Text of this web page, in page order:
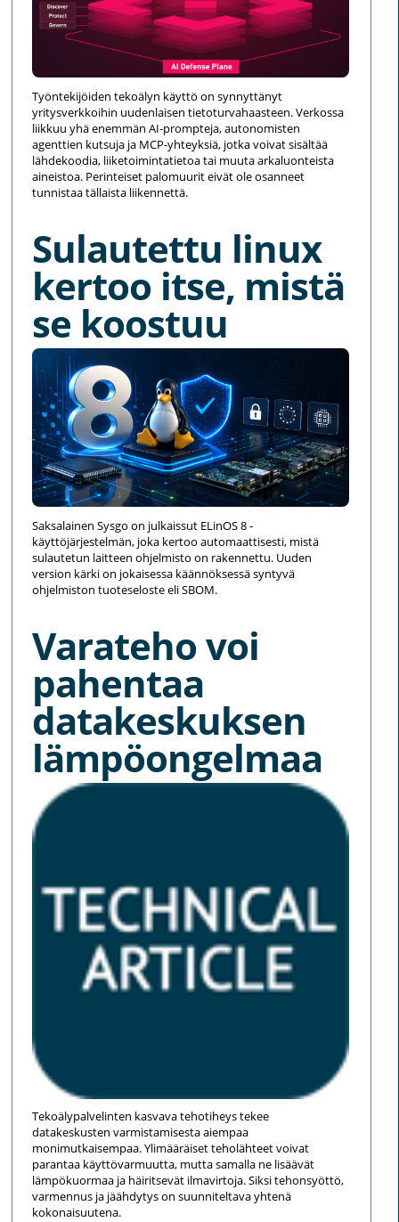
Työntekijöiden tekoälyn käyttö on synnyttänyt
yritysverkkoihin uudenlaisen tietoturvahaasteen. Verkossa
liikkuu yhä enemmän AI-prompteja, autonomisten
agenttien kutsuja ja MCP-yhteyksiä, jotka voivat sisältää
lähdekoodia, liiketoimintatietoa tai muuta arkaluonteista
aineistoa. Perinteiset palomuurit eivät ole osanneet
tunnistaa tällaista liikennettä.
Sulautettu linux
kertoo itse, mistä
se koostuu
Saksalainen Sysgo on julkaissut ELinOS 8 -
käyttöjärjestelmän, joka kertoo automaattisesti, mistä
sulautetun laitteen ohjelmisto on rakennettu. Uuden
version kärki on jokaisessa käännöksessä syntyvä
ohjelmiston tuoteseloste eli SBOM.
Varateho voi
pahentaa
datakeskuksen
lämpöongelmaa
Tekoälypalvelinten kasvava tehotiheys tekee
datakeskusten varmistamisesta aiempaa
monimutkaisempaa. Ylimääräiset teholähteet voivat
parantaa käyttövarmuutta, mutta samalla ne lisäävät
lämpökuormaa ja häiritsevät ilmavirtoja. Siksi tehonsyöttö,
varmennus ja jäähdytys on suunniteltava yhtenä
kokonaisuutena.